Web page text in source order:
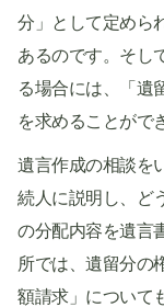
分」として定めら
あるのです。そし
る場合には、「遺
を求めることがで
遺言作成の相談を
続人に説明し、ど
の分配内容を遺言
所では、遺留分の
額請求」について